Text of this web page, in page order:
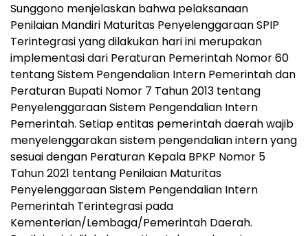
Sunggono menjelaskan bahwa pelaksanaan
Penilaian Mandiri Maturitas Penyelenggaraan SPIP
Terintegrasi yang dilakukan hari ini merupakan
implementasi dari Peraturan Pemerintah Nomor 60
tentang Sistem Pengendalian Intern Pemerintah dan
Peraturan Bupati Nomor 7 Tahun 2013 tentang
Penyelenggaraan Sistem Pengendalian Intern
Pemerintah. Setiap entitas pemerintah daerah wajib
menyelenggarakan sistem pengendalian intern yang
sesuai dengan Peraturan Kepala BPKP Nomor 5
Tahun 2021 tentang Penilaian Maturitas
Penyelenggaraan Sistem Pengendalian Intern
Pemerintah Terintegrasi pada
Kementerian/Lembaga/Pemerintah Daerah.